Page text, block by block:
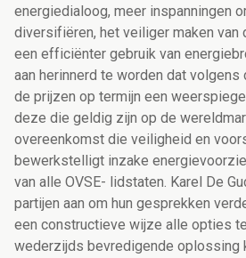
energiedialoog, meer inspanningen
diversifiëren, het veiliger maken van
een efficiënter gebruik van
aan herinnerd te worden dat volgens
de prijzen op termijn een
deze die geldig zijn op de
overeenkomst die veiligheid en
bewerkstelligt inzake
van alle OVSE- lidstaten. Karel De
partijen aan om hun gesprekken
een constructieve wijze alle opties
wederzijds bevredigende oplossing